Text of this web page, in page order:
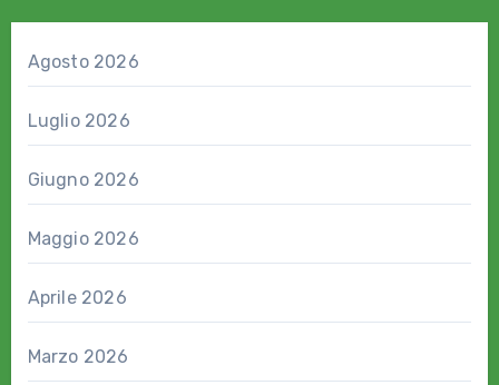
Agosto 2026
Luglio 2026
Giugno 2026
Maggio 2026
Aprile 2026
Marzo 2026